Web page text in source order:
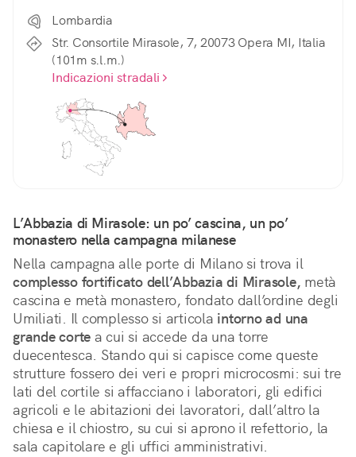
Lombardia
Str. Consortile Mirasole, 7, 20073 Opera MI, Italia
(101m s.l.m.)
Indicazioni stradali
L’Abbazia di Mirasole: un po’ cascina, un po’
monastero nella campagna milanese
Nella campagna alle porte di Milano si trova il
complesso fortificato dell’Abbazia di Mirasole, metà
cascina e metà monastero, fondato dall’ordine degli
Umiliati. Il complesso si articola intorno ad una
grande corte a cui si accede da una torre
duecentesca. Stando qui si capisce come queste
strutture fossero dei veri e propri microcosmi: sui tre
lati del cortile si affacciano i laboratori, gli edifici
agricoli e le abitazioni dei lavoratori, dall’altro la
chiesa e il chiostro, su cui si aprono il refettorio, la
sala capitolare e gli uffici amministrativi.